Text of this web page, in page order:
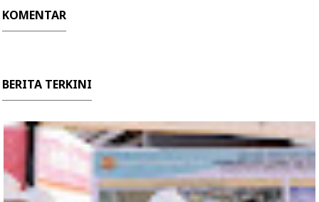
KOMENTAR
BERITA TERKINI